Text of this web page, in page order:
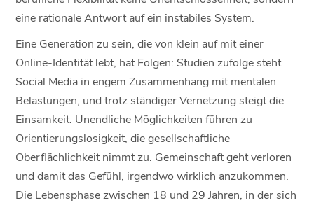
eine rationale Antwort auf ein instabiles System.
Eine Generation zu sein, die von klein auf mit einer
Online-Identität lebt, hat Folgen: Studien zufolge steht
Social Media in engem Zusammenhang mit mentalen
Belastungen, und trotz ständiger Vernetzung steigt die
Einsamkeit. Unendliche Möglichkeiten führen zu
Orientierungslosigkeit, die gesellschaftliche
Oberflächlichkeit nimmt zu. Gemeinschaft geht verloren
und damit das Gefühl, irgendwo wirklich anzukommen.
Die Lebensphase zwischen 18 und 29 Jahren, in der sich